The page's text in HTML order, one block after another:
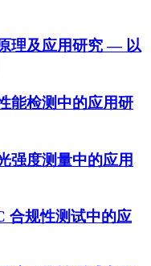
理及应用研究 — 以
能检测中的应用研
强度测量中的应用
合规性测试中的应